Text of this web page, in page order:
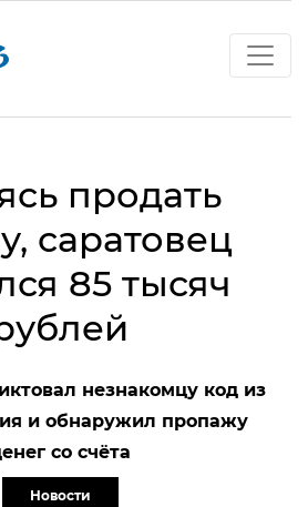
продать
саратовец
85 тысяч
незнакомцу код из
и обнаружил пропажу
со счёта
Новости